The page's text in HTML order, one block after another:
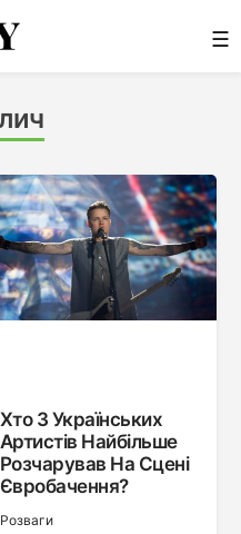
☰
Хто З Українських
Артистів Найбільше
Розчарував На Сцені
Євробачення?
Розваги